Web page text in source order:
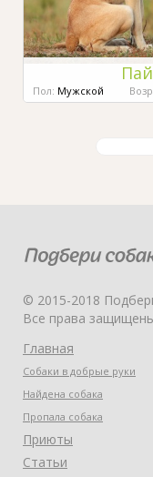
Пай
Пол: Мужской
© 2015-2018
Все права
Главная
Собаки в добрые руки
Найдена собака
Пропала собака
Приюты
Статьи